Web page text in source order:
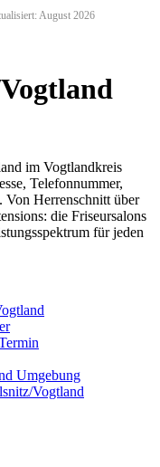
August 2026
im Vogtlandkreis
Telefonnummer,
Von Herrenschnitt über
die Friseursalons
für jeden
Umgebung
Vogtland